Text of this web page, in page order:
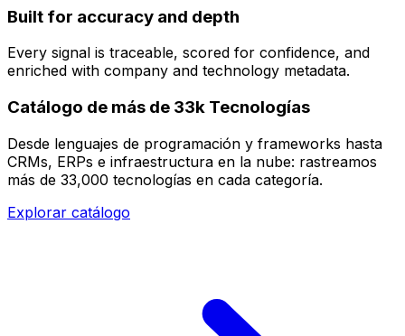
Built for accuracy and depth
Every signal is traceable, scored for confidence, and
enriched with company and technology metadata.
Catálogo de más de 33k Tecnologías
Desde lenguajes de programación y frameworks hasta
CRMs, ERPs e infraestructura en la nube: rastreamos
más de 33,000 tecnologías en cada categoría.
Explorar catálogo